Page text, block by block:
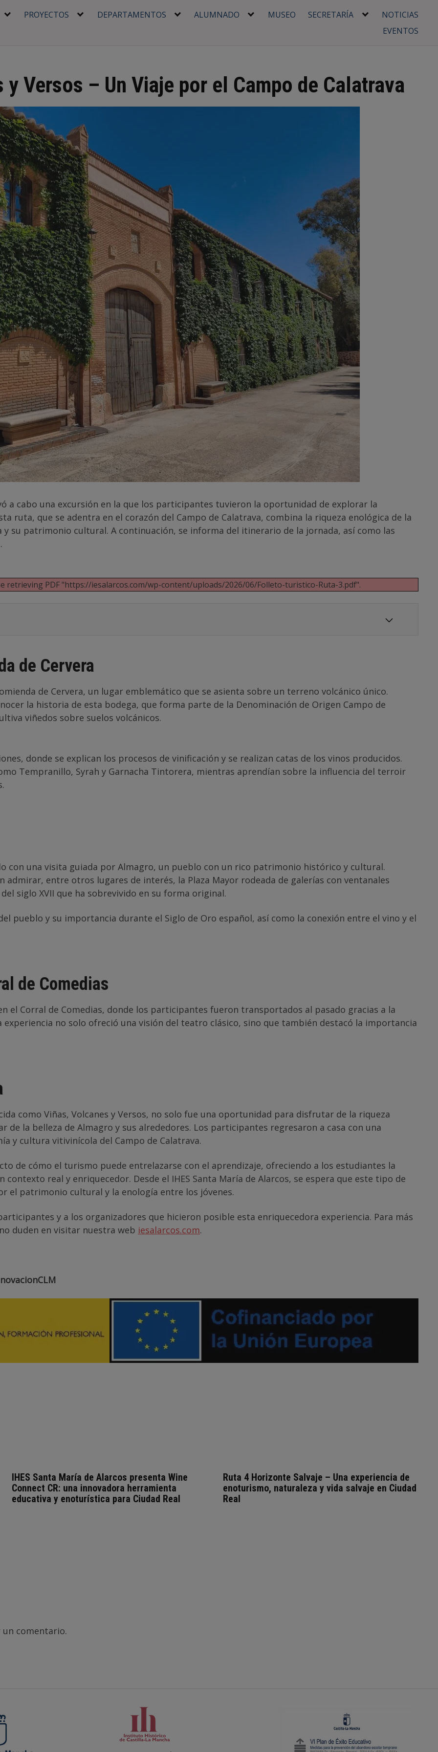
PROYECTOS DEPARTAMENTOS ALUMNADO MUSEO SECRETARÍA
NOTICIAS
EVENTOS
Versos – Un Viaje por el Campo de Calatrava
a cabo una excursión en la que los participantes tuvieron la oportunidad de explorar la
ruta, que se adentra en el corazón del Campo de Calatrava, combina la riqueza enológica de la
su patrimonio cultural. A continuación, se informa del itinerario de la jornada, así como las
retrieving PDF "https://iesalarcos.com/wp-content/uploads/2026/06/Folleto-turistico-Ruta-3.pdf".
de Cervera
de Cervera, un lugar emblemático que se asienta sobre un terreno volcánico único.
la historia de esta bodega, que forma parte de la Denominación de Origen Campo de
viñedos sobre suelos volcánicos.
donde se explican los procesos de vinificación y se realizan catas de los vinos producidos.
Tempranillo, Syrah y Garnacha Tintorera, mientras aprendían sobre la influencia del terroir
con una visita guiada por Almagro, un pueblo con un rico patrimonio histórico y cultural.
entre otros lugares de interés, la Plaza Mayor rodeada de galerías con ventanales
siglo XVII que ha sobrevivido en su forma original.
pueblo y su importancia durante el Siglo de Oro español, así como la conexión entre el vino y el
de Comedias
el Corral de Comedias, donde los participantes fueron transportados al pasado gracias a la
no solo ofreció una visión del teatro clásico, sino que también destacó la importancia
como Viñas, Volcanes y Versos, no solo fue una oportunidad para disfrutar de la riqueza
la belleza de Almagro y sus alrededores. Los participantes regresaron a casa con una
y cultura vitivinícola del Campo de Calatrava.
de cómo el turismo puede entrelazarse con el aprendizaje, ofreciendo a los estudiantes la
real y enriquecedor. Desde el IHES Santa María de Alarcos, se espera que este tipo de
el patrimonio cultural y la enología entre los jóvenes.
y a los organizadores que hicieron posible esta enriquecedora experiencia. Para más
duden en visitar nuestra web iesalarcos.com.
IHES Santa María de Alarcos presenta Wine
Connect CR: una innovadora herramienta
educativa y enoturística para Ciudad Real
Ruta 4 Horizonte Salvaje – Una experiencia de
enoturismo, naturaleza y vida salvaje en Ciudad
Real
comentario.